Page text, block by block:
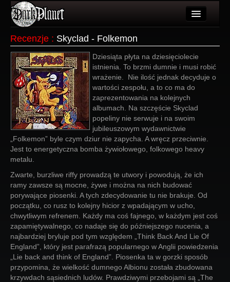
Użytkownicy
Wydarzenia
Galeria
Forum
Login
Recenzje : Skyclad - Folkemon
Dziesiąta płyta na dziesięciolecie
istnienia. To brzmi dumnie i musi robić
wrażenie. Nie ilość jednak decyduje o
wartości zespołu, a to co ma do
zaprezentowania na kolejnych
albumach. Na szczęście Skyclad
popeliny nie serwuje i na swoim
jubileuszowym wydawnictwie
„Folkemon” byle czym dziur nie zapycha. A wręcz przeciwnie.
Jest to energetyczna bomba żywiołowego, folkowego heavy
metalu.
Zwarte, burzliwe riffy prowadzą te utwory i powodują, że ich
ramy zawsze są mocne, żywe i można na nich budować
porywające piosenki. A tych zdecydowanie tu nie brakuje. Od
początku, co rusz to kolejny hicior z wpadającym w ucho,
chwytliwym refrenem. Każdy ma coś fajnego, w każdym jest coś
zapamiętywalnego, co nadaje się do późniejszego nucenia, a
najbardziej bryluje pod tym względem „Think Back And Lie Of
England”, który jest parafrazą popularnego w Anglii powiedzenia
„Lie back and think of England”. Piosenka ta w gorzki sposób
przypomina, że wielkość dumnego Albionu została zbudowana
krzywdach sąsiednich ludów. Prawdziwymi przebojami są „The